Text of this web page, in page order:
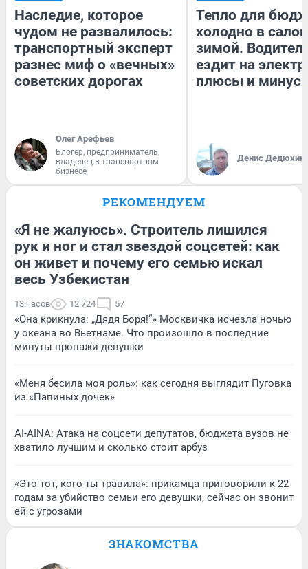
Наследие, которое
чудом не развалилось:
транспортный эксперт
разнес миф о «вечных»
советских дорогах
Олег Арефьев
Блогер, предприниматель,
владелец в транспортном
бизнесе
Тепло для
холодно в
зимой.
ездит на
плюсы и
Денис Дедюхин
РЕКОМЕНДУЕМ
«Я не жалуюсь». Строитель лишился
рук и ног и стал звездой соцсетей: как
он живет и почему его семью искал
весь Узбекистан
13 часов 12 724 57
«Она крикнула: „Дядя Боря!“» Москвичка исчезла ночью
у океана во Вьетнаме. Что произошло в последние
минуты пропажи девушки
«Меня бесила моя роль»: как сегодня выглядит Пуговка
из «Папиных дочек»
AI-AINA: Атака на соцсети депутатов, бюджета вузов не
хватило лучшим и сколько стоит арбуз
«Это тот, кого ты травила»: прикамца приговорили к 22
годам за убийство семьи его девушки, сейчас он звонит
ей с угрозами
ЗНАКОМСТВА